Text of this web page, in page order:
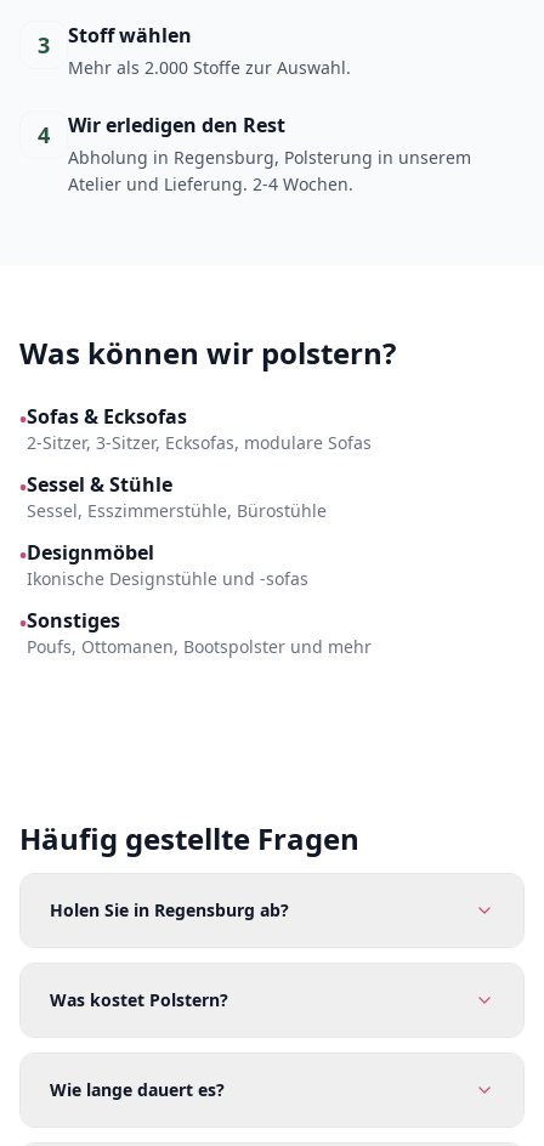
3 Stoff wählen
Mehr als 2.000 Stoffe zur Auswahl.
4 Wir erledigen den Rest
Abholung in Regensburg, Polsterung in unserem
Atelier und Lieferung. 2-4 Wochen.
Was können wir polstern?
•Sofas & Ecksofas
2-Sitzer, 3-Sitzer, Ecksofas, modulare Sofas
•Sessel & Stühle
Sessel, Esszimmerstühle, Bürostühle
•Designmöbel
Ikonische Designstühle und -sofas
•Sonstiges
Poufs, Ottomanen, Bootspolster und mehr
Häufig gestellte Fragen
Holen Sie in Regensburg ab?
Was kostet Polstern?
Wie lange dauert es?